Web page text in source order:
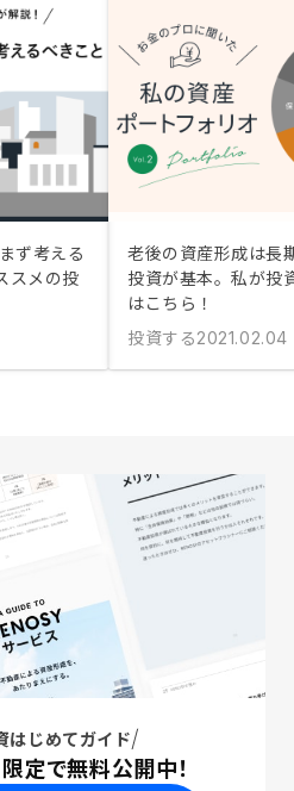
ず考える
スメの投
老後の資産形成は長
投資が基本。私が投
はこちら！
投資する2021.02.04
はじめてガイド
定で無料公開中！